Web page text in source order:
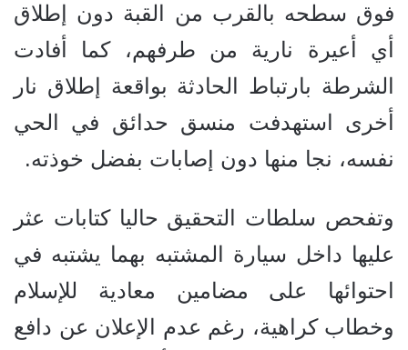
فوق سطحه بالقرب من القبة دون إطلاق
أي أعيرة نارية من طرفهم، كما أفادت
الشرطة بارتباط الحادثة بواقعة إطلاق نار
أخرى استهدفت منسق حدائق في الحي
نفسه، نجا منها دون إصابات بفضل خوذته.
وتفحص سلطات التحقيق حاليا كتابات عثر
عليها داخل سيارة المشتبه بهما يشتبه في
احتوائها على مضامين معادية للإسلام
وخطاب كراهية، رغم عدم الإعلان عن دافع